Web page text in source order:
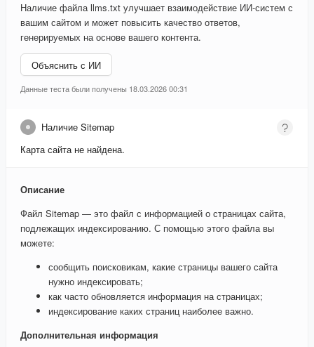
Наличие файла llms.txt улучшает взаимодействие ИИ-систем с
вашим сайтом и может повысить качество ответов,
генерируемых на основе вашего контента.
Объяснить с ИИ
Данные теста были получены 18.03.2026 00:31
Наличие Sitemap
Карта сайта не найдена.
Описание
Файл Sitemap — это файл с информацией о страницах сайта,
подлежащих индексированию. С помощью этого файла вы
можете:
сообщить поисковикам, какие страницы вашего сайта
нужно индексировать;
как часто обновляется информация на страницах;
индексирование каких страниц наиболее важно.
Дополнительная информация